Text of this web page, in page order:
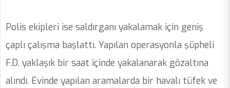
Polis ekipleri ise saldırganı yakalamak için geniş
çaplı çalışma başlattı. Yapılan operasyonla şüpheli
F.D. yaklaşık bir saat içinde yakalanarak gözaltına
alındı. Evinde yapılan aramalarda bir havalı tüfek ve